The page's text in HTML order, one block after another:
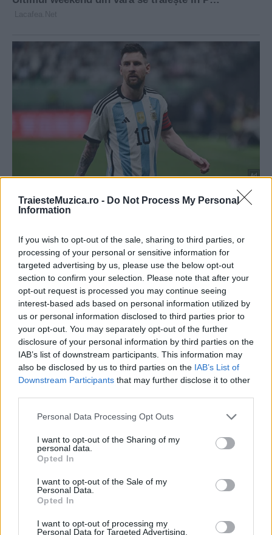
TraiesteMuzica.ro - Do Not Process My Personal
Information
If you wish to opt-out of the sale, sharing to third parties, or
processing of your personal or sensitive information for
targeted advertising by us, please use the below opt-out
section to confirm your selection. Please note that after your
opt-out request is processed you may continue seeing
interest-based ads based on personal information utilized by
us or personal information disclosed to third parties prior to
your opt-out. You may separately opt-out of the further
disclosure of your personal information by third parties on the
IAB’s list of downstream participants. This information may
also be disclosed by us to third parties on the IAB’s List of
Downstream Participants that may further disclose it to other
Please note that this website/app uses one or more Google
not limited to your visit or usage behaviour. You may click to
grant or deny consent to Google and its third-party tags to
use your data for below specified purposes in below Google
consent section.
Personal Data Processing Opt Outs
I want to opt-out of the Sharing of my
personal data.
Opted In
I want to opt-out of the Sale of my
Personal Data.
Opted In
I want to opt-out of processing my
Personal Data for Targeted Advertising.